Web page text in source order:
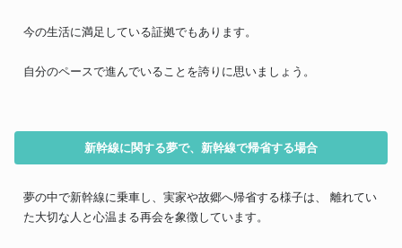
今の生活に満足している証拠でもあります。
自分のペースで進んでいることを誇りに思いましょう。
新幹線に関する夢で、新幹線で帰省する場合
夢の中で新幹線に乗車し、実家や故郷へ帰省する様子は、 離れてい
た大切な人と心温まる再会を象徴しています。